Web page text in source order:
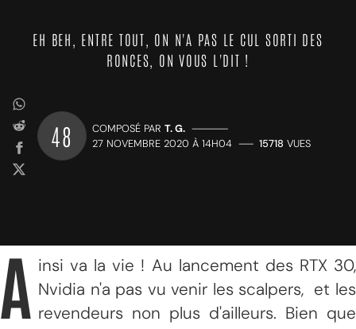
EH BEH, ENTRE TOUT, ON N'A PAS LE CUL SORTI DES
RONCES, ON VOUS L'DIT !
48 COMPOSÉ PAR T. G. —————
27 NOVEMBRE 2020 À 14H04 —— 15718 VUES
A insi va la vie ! Au lancement des RTX 30,
Nvidia n'a pas vu venir les scalpers, et les
revendeurs non plus d'ailleurs. Bien que